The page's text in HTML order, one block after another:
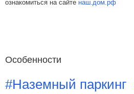
ознакомиться на сайте наш.дом.рф
Особенности
#Наземный паркинг